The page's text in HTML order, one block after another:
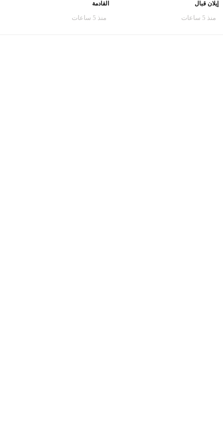
إيلان قبال
منذ 5 ساعات
القادمة
منذ 5 ساعات